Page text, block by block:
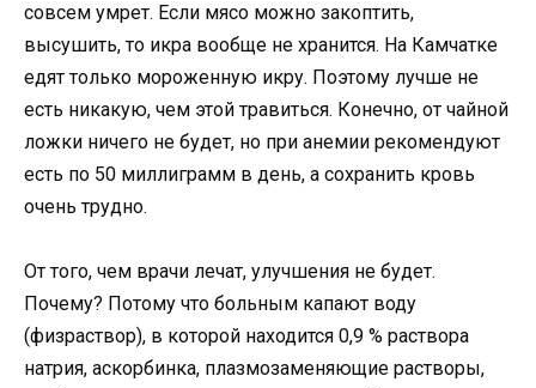
совсем умрет. Если мясо можно закоптить,
высушить, то икра вообще не хранится. На Камчатке
едят только мороженную икру. Поэтому лучше не
есть никакую, чем этой травиться. Конечно, от чайной
ложки ничего не будет, но при анемии рекомендуют
есть по 50 миллиграмм в день, а сохранить кровь
очень трудно.
От того, чем врачи лечат, улучшения не будет.
Почему? Потому что больным капают воду
(физраствор), в которой находится 0,9 % раствора
натрия, аскорбинка, плазмозаменяющие растворы,